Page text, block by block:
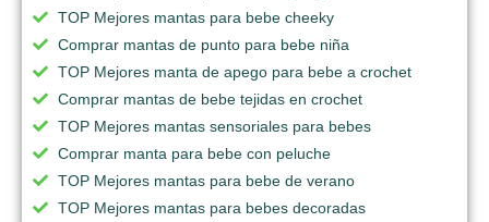
TOP Mejores mantas para bebe cheeky
Comprar mantas de punto para bebe niña
TOP Mejores manta de apego para bebe a crochet
Comprar mantas de bebe tejidas en crochet
TOP Mejores mantas sensoriales para bebes
Comprar manta para bebe con peluche
TOP Mejores mantas para bebe de verano
TOP Mejores mantas para bebes decoradas